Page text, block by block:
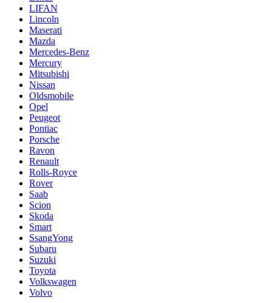
LIFAN
Lincoln
Maserati
Mazda
Mercedes-Benz
Mercury
Mitsubishi
Nissan
Oldsmobile
Opel
Peugeot
Pontiac
Porsche
Ravon
Renault
Rolls-Royce
Rover
Saab
Scion
Skoda
Smart
SsangYong
Subaru
Suzuki
Toyota
Volkswagen
Volvo